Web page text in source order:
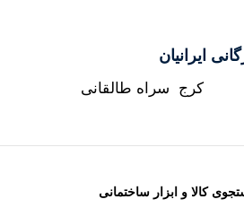
ایرانیان
کرج سراه طالقانی
کالا و ابزار ساختمانی